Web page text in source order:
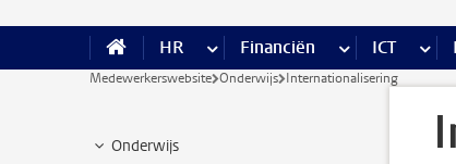
HR meer HR pagina’s
Financiën meer Financiën
ICT
Medewerkerswebsite Onderwijs Internationalisering
Onderwijs